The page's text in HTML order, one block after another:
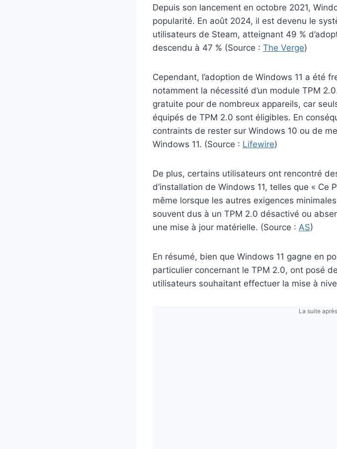
Depuis son lancement en octobre 2021,
popularité. En août 2024, il est devenu le
utilisateurs de Steam, atteignant 49 %
descendu à 47 % (Source : The Verge)
Cependant, l’adoption de Windows 11 a été
notamment la nécessité d’un module TPM
gratuite pour de nombreux appareils, car
équipés de TPM 2.0 sont éligibles. En
contraints de rester sur Windows 10 ou de
Windows 11. (Source : Lifewire)
De plus, certains utilisateurs ont rencontré
d’installation de Windows 11, telles que « Ce
même lorsque les autres exigences
souvent dus à un TPM 2.0 désactivé ou
une mise à jour matérielle. (Source : AS)
En résumé, bien que Windows 11 gagne en
particulier concernant le TPM 2.0, ont posé
utilisateurs souhaitant effectuer la mise à
La suite